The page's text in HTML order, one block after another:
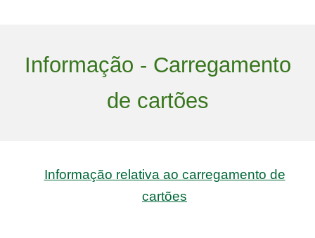
Informação - Carregamento
de cartões
Informação relativa ao carregamento de
cartões